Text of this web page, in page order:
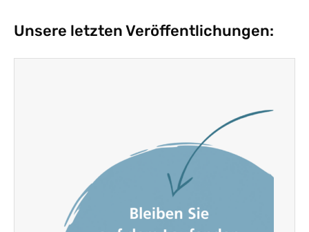
Unsere letzten Veröffentlichungen: